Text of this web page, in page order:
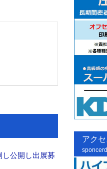
公開し出展募
アク